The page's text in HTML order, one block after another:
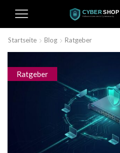
Startseite Blog Ratgeber
Ratgeber